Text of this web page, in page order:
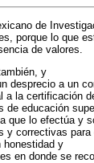
de
porque lo que
de valores.
y
desprecio a un
a la certificación
de educación
que lo efectúa y
y correctivas para
honestidad y
en donde se